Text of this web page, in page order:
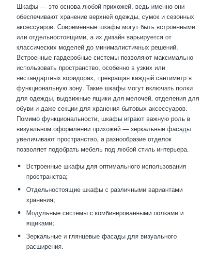
Шкафы — это основа любой прихожей, ведь именно они
обеспечивают хранение верхней одежды, сумок и сезонных
аксессуаров. Современные шкафы могут быть встроенными
или отдельностоящими, а их дизайн варьируется от
классических моделей до минималистичных решений.
Встроенные гардеробные системы позволяют максимально
использовать пространство, особенно в узких или
нестандартных коридорах, превращая каждый сантиметр в
функциональную зону. Такие шкафы могут включать полки
для одежды, выдвижные ящики для мелочей, отделения для
обуви и даже секции для хранения бытовых аксессуаров.
Помимо функциональности, шкафы играют важную роль в
визуальном оформлении прихожей — зеркальные фасады
увеличивают пространство, а разнообразие отделок
позволяет подобрать мебель под любой стиль интерьера.
Встроенные шкафы для оптимального использования
пространства;
Отдельностоящие шкафы с различными вариантами
хранения;
Модульные системы с комбинированными полками и
ящиками;
Зеркальные и глянцевые фасады для визуального
расширения.